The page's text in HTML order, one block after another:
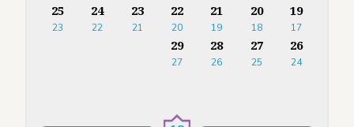
19
17
20
18
21
19
22
20
23
21
24
22
25
23
26
24
27
25
28
26
29
27